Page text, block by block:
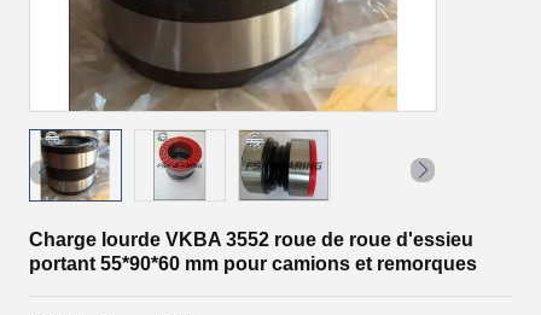
Charge lourde VKBA 3552 roue de roue d'essieu
portant 55*90*60 mm pour camions et remorques